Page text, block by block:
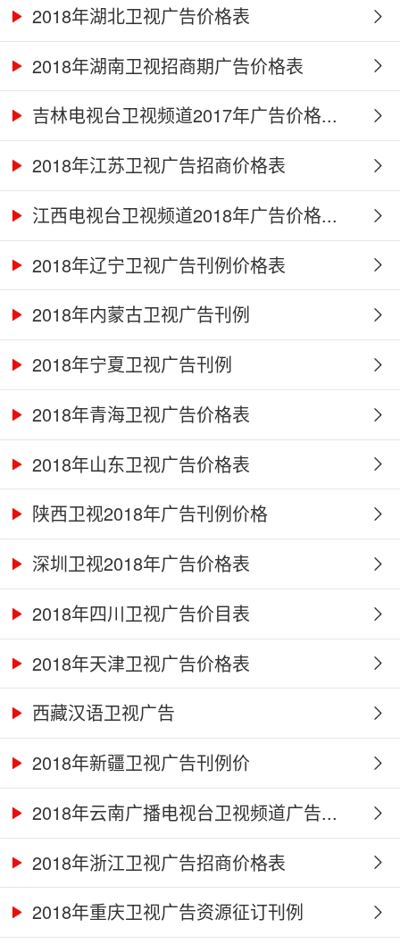
2018年湖北卫视广告价格表
2018年湖南卫视招商期广告价格表
吉林电视台卫视频道2017年广告价格...
2018年江苏卫视广告招商价格表
江西电视台卫视频道2018年广告价格...
2018年辽宁卫视广告刊例价格表
2018年内蒙古卫视广告刊例
2018年宁夏卫视广告刊例
2018年青海卫视广告价格表
2018年山东卫视广告价格表
陕西卫视2018年广告刊例价格
深圳卫视2018年广告价格表
2018年四川卫视广告价目表
2018年天津卫视广告价格表
西藏汉语卫视广告
2018年新疆卫视广告刊例价
2018年云南广播电视台卫视频道广告...
2018年浙江卫视广告招商价格表
2018年重庆卫视广告资源征订刊例